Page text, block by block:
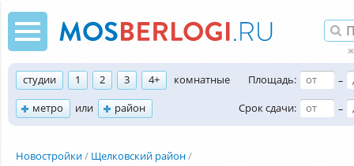
студии 1 2 3 4+
комнатные
метро
или район
Площадь:
–
Срок сдачи:
–
Новостройки Щелковский район